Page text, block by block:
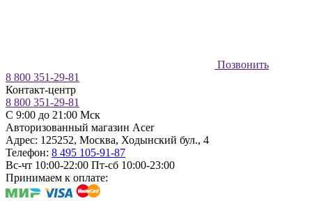
Позвонить
8 800 351-29-81
Контакт-центр
8 800 351-29-81
C 9:00 до 21:00 Мск
Авторизованный магазин Acer
Адрес: 125252, Москва, Ходынский бул., 4
Телефон: 8 495 105-91-87
Вс-чт 10:00-22:00 Пт-сб 10:00-23:00
Принимаем к оплате: